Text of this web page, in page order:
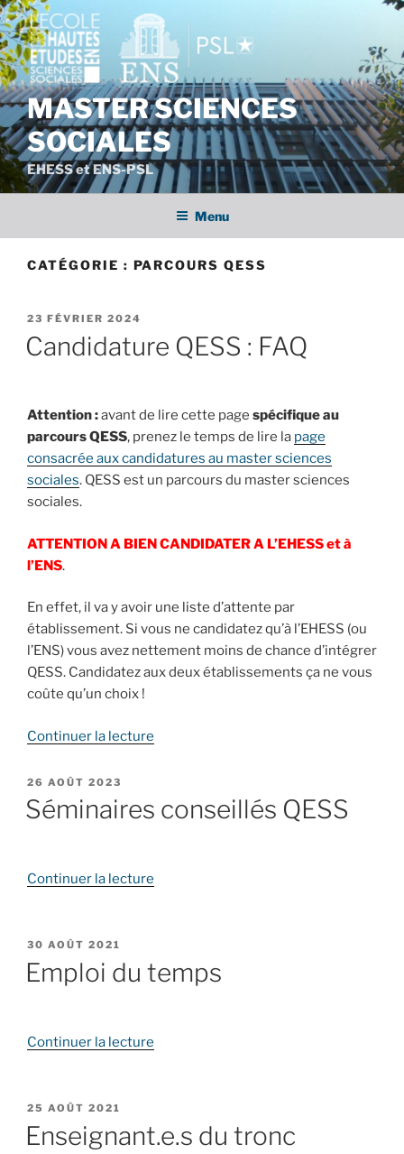
Aller
au
contenu
principal
MASTER SCIENCES
SOCIALES
EHESS et ENS-PSL
Menu
CATÉGORIE : PARCOURS QESS
PUBLIÉ
LE
23 FÉVRIER 2024
Candidature QESS : FAQ
Attention :avant de lire cette page spécifique au
parcours QESS, prenez le temps de lire la page
consacrée aux candidatures au master sciences
sociales. QESS est un parcours du master sciences
sociales.
ATTENTION A BIEN CANDIDATER A L’EHESS et à
l’ENS.
En effet, il va y avoir une liste d’attente par
établissement. Si vous ne candidatez qu’à l’EHESS (ou
l’ENS) vous avez nettement moins de chance d’intégrer
QESS. Candidatez aux deux établissements ça ne vous
coûte qu’un choix !
Continuer la lecture
FAQ »
PUBLIÉ
LE
26 AOÛT 2023
Séminaires conseillés QESS
Continuer la lecture
PUBLIÉ
LE
30 AOÛT 2021
Emploi du temps
Continuer la lecture
PUBLIÉ
LE
25 AOÛT 2021
Enseignant.e.s du tronc